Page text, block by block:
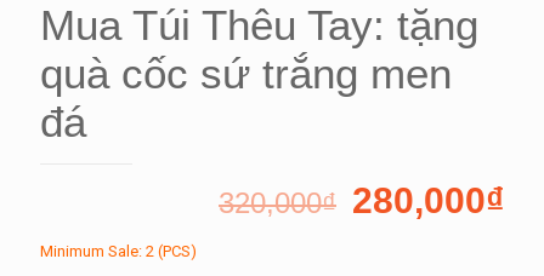
Mua Túi Thêu Tay: tặng
quà cốc sứ trắng men
đá
320,000₫ 280,000₫
Minimum Sale: 2 (PCS)